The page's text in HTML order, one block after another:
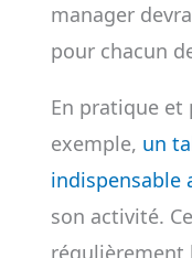
manager
pour chacun
En pratique
exemple, un
indispensable
son activité.
régulièrement